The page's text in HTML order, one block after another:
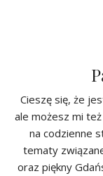
Cieszę się, że
ale możesz mi
na codzienne
tematy
oraz piękny